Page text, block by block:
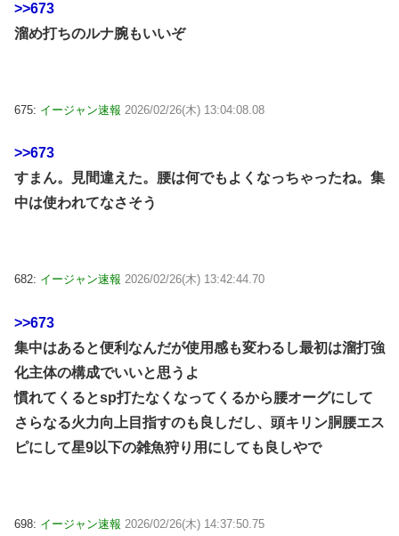
>>673
溜め打ちのルナ腕もいいぞ
675: イージャン速報 2026/02/26(木) 13:04:08.08
>>673
すまん。見間違えた。腰は何でもよくなっちゃったね。集
中は使われてなさそう
682: イージャン速報 2026/02/26(木) 13:42:44.70
>>673
集中はあると便利なんだが使用感も変わるし最初は溜打強
化主体の構成でいいと思うよ
慣れてくるとsp打たなくなってくるから腰オーグにして
さらなる火力向上目指すのも良しだし、頭キリン胴腰エス
ピにして星9以下の雑魚狩り用にしても良しやで
698: イージャン速報 2026/02/26(木) 14:37:50.75